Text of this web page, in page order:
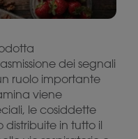
dei segnali
ruolo importante
viene
le cosiddette
distribuite in tutto il